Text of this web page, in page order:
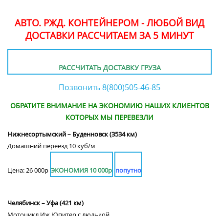
АВТО. РЖД. КОНТЕЙНЕРОМ - ЛЮБОЙ ВИД
ДОСТАВКИ РАССЧИТАЕМ ЗА 5 МИНУТ
РАССЧИТАТЬ ДОСТАВКУ ГРУЗА
Позвонить 8(800)505-46-85
ОБРАТИТЕ ВНИМАНИЕ НА ЭКОНОМИЮ НАШИХ КЛИЕНТОВ
КОТОРЫХ МЫ ПЕРЕВЕЗЛИ
Нижнесортымский – Буденновск (3534 км)
Домашний переезд 10 куб/м
Цена: 26 000р ЭКОНОМИЯ 10 000р попутно
Челябинск – Уфа (421 км)